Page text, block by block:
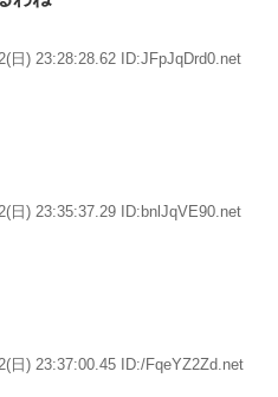
日) 23:28:28.62 ID:JFpJqDrd0.net
日) 23:35:37.29 ID:bnlJqVE90.net
日) 23:37:00.45 ID:/FqeYZ2Zd.net